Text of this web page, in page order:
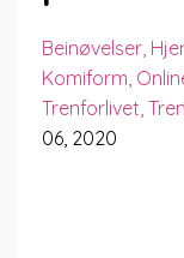
Beinøvelser
Komiform
Trenforlivet
06, 2020